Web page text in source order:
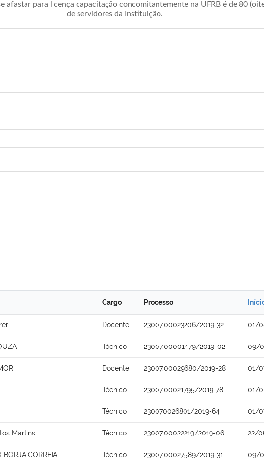
afastar para licença capacitação concomitantemente na UFRB é de 80
de servidores da Instituição.
Cargo Processo
Docente 23007.00023206/2019-32 01/
Técnico 23007.00001479/2019-02 09/
Docente 23007.00029680/2019-28 01/
Técnico 23007.00021795/2019-78 01/
Técnico 230070026801/2019-64 01/
Martins Técnico 23007.00022219/2019-06 22/
BORJA CORREIA Técnico 23007.00027589/2019-31 09/